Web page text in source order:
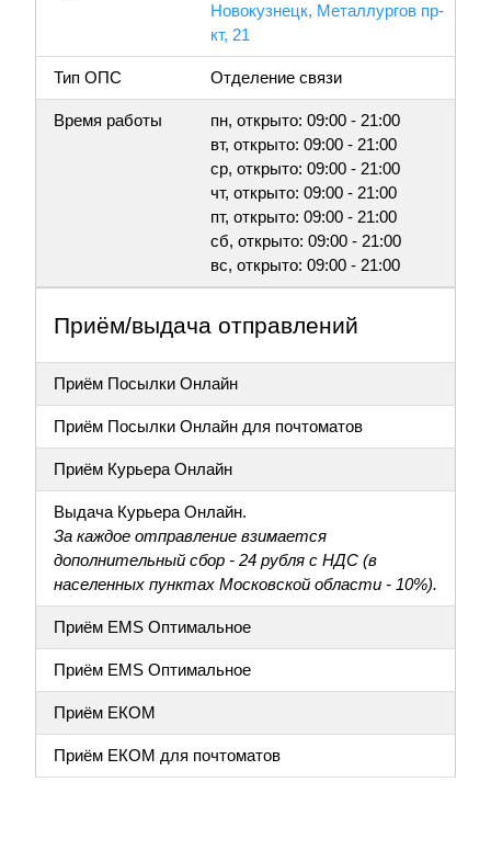
Новокузнецк, Металлургов пр-
кт, 21
Тип ОПС Отделение связи
Время работы
пн, открыто: 09:00 - 21:00
вт, открыто: 09:00 - 21:00
ср, открыто: 09:00 - 21:00
чт, открыто: 09:00 - 21:00
пт, открыто: 09:00 - 21:00
сб, открыто: 09:00 - 21:00
вс, открыто: 09:00 - 21:00
Приём/выдача отправлений
Приём Посылки Онлайн
Приём Посылки Онлайн для почтоматов
Приём Курьера Онлайн
Выдача Курьера Онлайн.
За каждое отправление взимается
дополнительный сбор - 24 рубля с НДС (в
населенных пунктах Московской области - 10%).
Приём EMS Оптимальное
Приём EMS Оптимальное
Приём ЕКОМ
Приём ЕКОМ для почтоматов